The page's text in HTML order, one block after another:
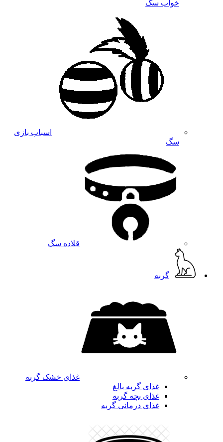
خواب سگ
اسباب بازی
سگ
قلاده سگ
گربه
غذای خشک گربه
غذای گربه بالغ
غذای بچه گربه
غذای درمانی گربه